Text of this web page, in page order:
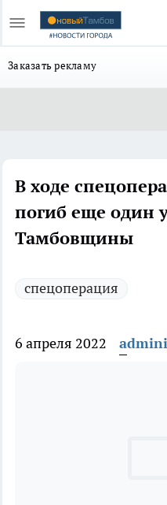
Заказать рекламу
В ходе
погиб еще один
Тамбовщины
спецоперация
6 апреля 2022